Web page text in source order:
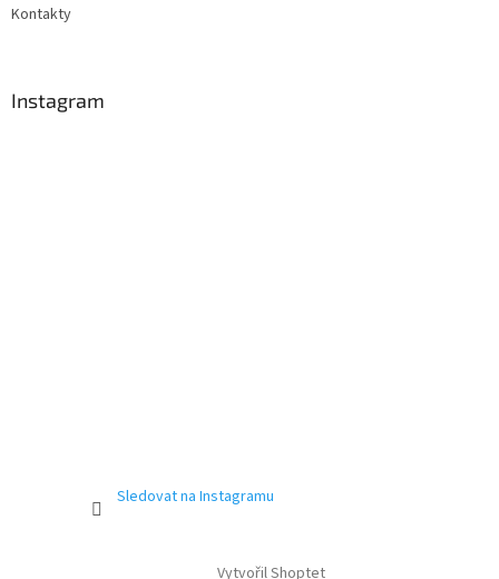
Kontakty
Instagram
Sledovat na Instagramu
Vytvořil Shoptet